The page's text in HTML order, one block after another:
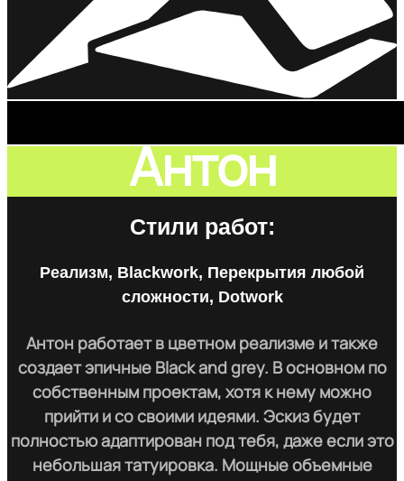
Антон
Стили работ:
Реализм, Blackwork, Перекрытия любой
сложности, Dotwork
Антон работает в цветном реализме и также
создает эпичные Black and grey. В основном по
собственным проектам, хотя к нему можно
прийти и со своими идеями. Эскиз будет
полностью адаптирован под тебя, даже если это
небольшая татуировка. Мощные объемные